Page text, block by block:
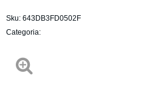
Sku: 643DB3FD0502F
Categoria: